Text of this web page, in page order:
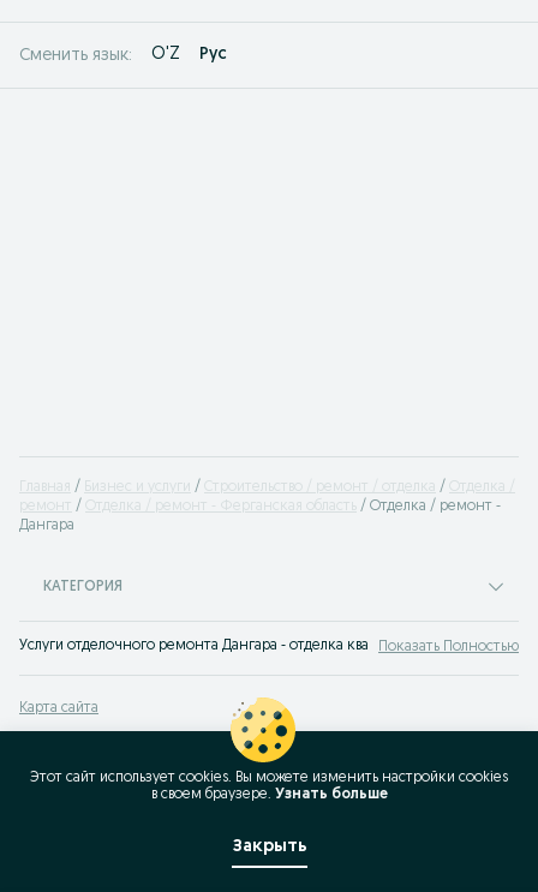
Сменить язык: O'Z Рус
Главная Бизнес и услуги Строительство / ремонт / отделка
Отделка /
ремонт
Отделка / ремонт - Ферганская область
Отделка / ремонт -
Дангара
КАТЕГОРИЯ
Услуги отделочного ремонта Дангара - отделка квартир, домов, фасадов
Показать Полностью
Карта сайта
Карта бизнес-страницы
Популярные запросы
Этот сайт использует cookies. Вы можете изменить настройки cookies
в своeм браузере. Узнать больше
Закрыть